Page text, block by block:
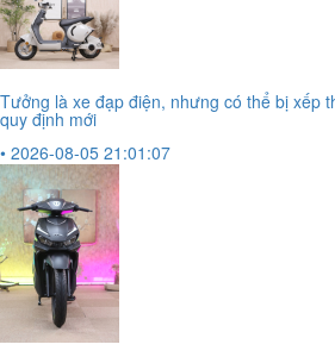
Tưởng là xe đạp điện, nhưng có thể bị xếp
quy định mới
• 2026-08-05 21:01:07